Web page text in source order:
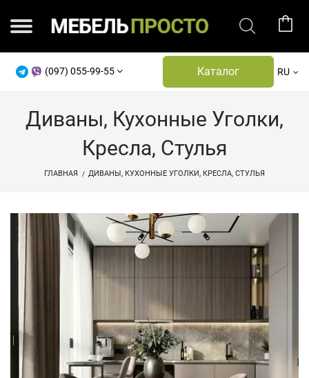
(097) 055-99-55 Каталог RU
Диваны, Кухонные Уголки,
Кресла, Стулья
ГЛАВНАЯ ДИВАНЫ, КУХОННЫЕ УГОЛКИ, КРЕСЛА, СТУЛЬЯ